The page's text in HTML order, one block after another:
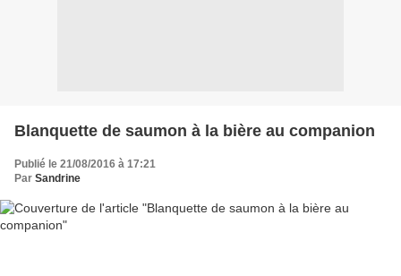
Blanquette de saumon à la bière au companion
Publié le 21/08/2016 à 17:21
Par Sandrine